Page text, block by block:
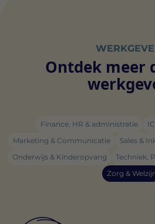
Ontdek meer
Finance, HR & administratie
Marketing & Communicatie
Sales &
Onderwijs & Kinderopvang
Techniek,
Zorg &